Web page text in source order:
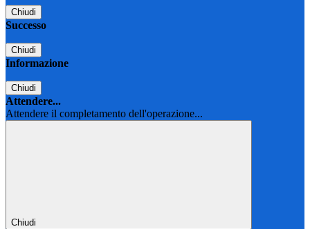
Chiudi
Successo
Chiudi
Informazione
Chiudi
Attendere...
Attendere il completamento dell'operazione...
Chiudi